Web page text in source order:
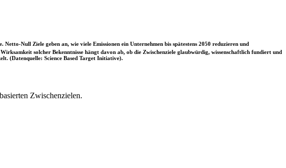
Null Ziele geben an, wie viele Emissionen ein Unternehmen bis spätestens 2050 reduzieren und
solcher Bekenntnisse hängt davon ab, ob die Zwischenziele glaubwürdig, wissenschaftlich fundiert und
(Datenquelle: Science Based Target Initiative).
Zwischenzielen.